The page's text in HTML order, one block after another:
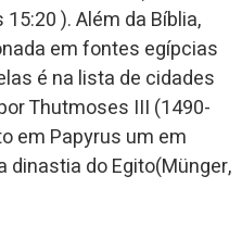
). Além da Bíblia,
em fontes egípcias
é na lista de cidades
Thutmoses III (1490-
em Papyrus um em
dinastia do Egito(Münger,